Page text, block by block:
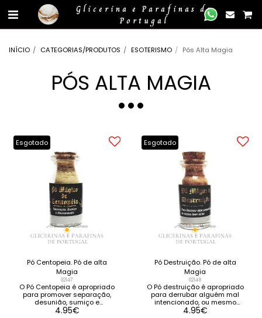
gtag('event', 'compra_finalizada', { //});
Glicerina e Parafinas de
Portugal
INÍCIO CATEGORIAS/PRODUTOS ESOTERISMO Pós Alta Magia
PÓS ALTA MAGIA
Esgotado
Pó Centopeia. Pó de alta
Magia
02147
O Pó Centopeia é apropriado
para promover separação,
desunião, sumiço e
afastamento de pessoas ou
4.95€
Esgotado
Pó Destruição. Pó de alta
Magia
02148
O Pó destruição é apropriado
para derrubar alguém mal
intencionado, ou mesmo
para destruir situações
4.95€